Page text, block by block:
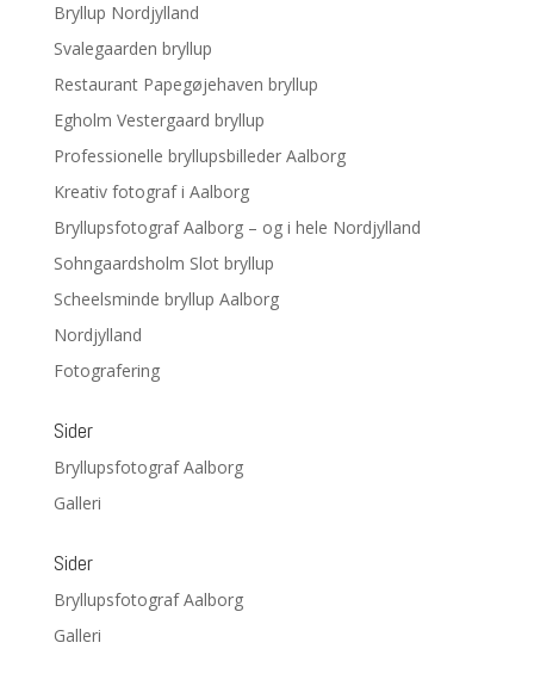
Bryllup Nordjylland
Svalegaarden bryllup
Restaurant Papegøjehaven bryllup
Egholm Vestergaard bryllup
Professionelle bryllupsbilleder Aalborg
Kreativ fotograf i Aalborg
Bryllupsfotograf Aalborg – og i hele Nordjylland
Sohngaardsholm Slot bryllup
Scheelsminde bryllup Aalborg
Nordjylland
Fotografering
Sider
Bryllupsfotograf Aalborg
Galleri
Sider
Bryllupsfotograf Aalborg
Galleri